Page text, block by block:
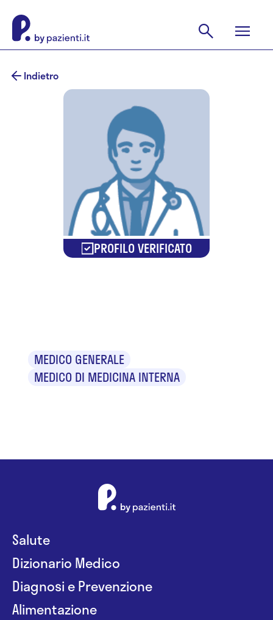
Indietro
PROFILO VERIFICATO
MEDICO GENERALE
MEDICO DI MEDICINA INTERNA
Salute
Dizionario Medico
Diagnosi e Prevenzione
Alimentazione